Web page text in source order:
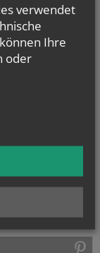
verwendet
Ihre
oder